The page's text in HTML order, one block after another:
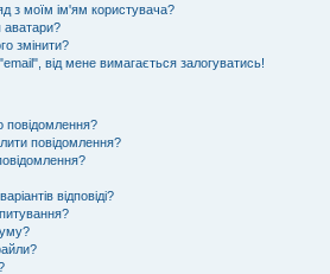
з моїм ім'ям користувача?
аватари?
змінити?
від мене вимагається залогуватись!
повідомлення?
повідомлення?
відповіді?